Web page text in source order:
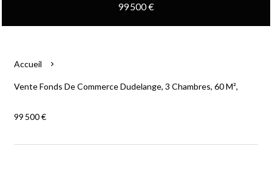
99 500 €
Accueil
Vente Fonds De Commerce Dudelange, 3 Chambres, 60 M²,
99 500 €